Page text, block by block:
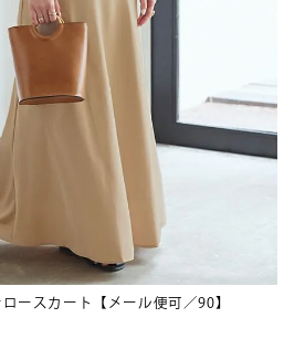
ースカート【メール便可／90】